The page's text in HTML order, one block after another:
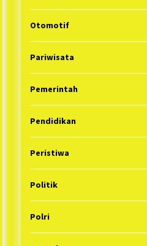
Otomotif
Pariwisata
Pemerintah
Pendidikan
Peristiwa
Politik
Polri